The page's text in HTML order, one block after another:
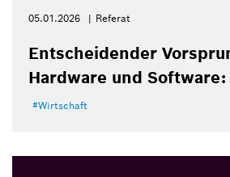
05.01.2026 Referat
Entscheidender
Hardware und Software:
Wirtschaft